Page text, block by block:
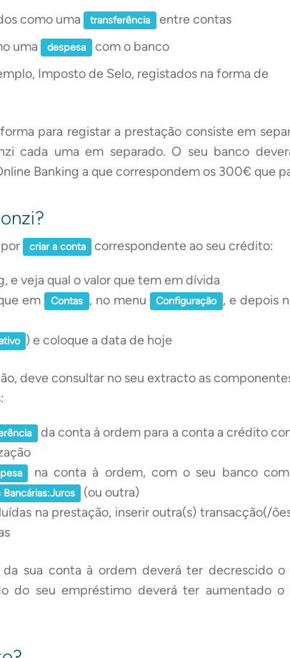
como uma transferência
entre contas
uma despesa
com o banco
Imposto de Selo, registados na forma de
para registar a prestação consiste em
cada uma em separado. O seu banco
Banking a que correspondem os 300€ que
criar a conta correspondente ao seu crédito:
e veja qual o valor que tem em dívida
em
Contas , no menu Configuração , e depois
) e coloque a data de hoje
deve consultar no seu extracto as
da conta à ordem para a conta a crédito
na conta à ordem, com o seu banco
Bancárias:Juros
(ou outra)
na prestação, inserir outra(s) transacção(/
sua conta à ordem deverá ter decrescido o
do seu empréstimo deverá ter aumentado o